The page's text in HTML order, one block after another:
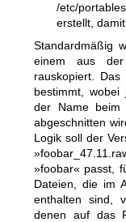
/etc/
erstellt,
Standardmäßig
einem aus der
rauskopiert.
bestimmt,
der Name beim
abgeschnitten
Logik soll der
»foobar« passt,
Dateien, die im
enthalten sind,
denen auf das